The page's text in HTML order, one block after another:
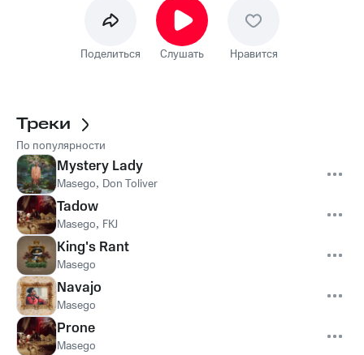
Поделиться Слушать Нравится
Треки
По популярности
Mystery Lady
Masego, Don Toliver
Tadow
Masego, FKJ
King's Rant
Masego
Navajo
Masego
Prone
Masego